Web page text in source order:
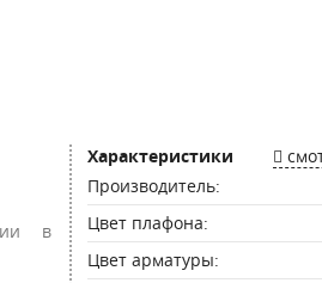
в
Характеристики
Производитель:
Цвет плафона:
Цвет арматуры: